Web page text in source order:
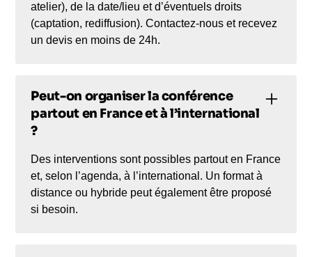
atelier), de la date/lieu et d’éventuels droits
(captation, rediffusion). Contactez-nous et recevez
un devis en moins de 24h.
Peut-on organiser la conférence
partout en France et à l’international
?
Des interventions sont possibles partout en France
et, selon l’agenda, à l’international. Un format à
distance ou hybride peut également être proposé
si besoin.